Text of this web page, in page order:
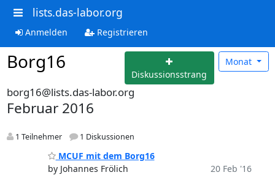
lists.das-labor.org
Anmelden Registrieren
Borg16
Diskussionsstrang
Monat
borg16@lists.das-labor.org
Februar 2016
1 Teilnehmer 1 Diskussionen
MCUF mit dem Borg16
by Johannes Frölich
20 Feb '16